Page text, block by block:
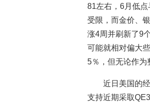
81左右，6月低
受限，而金价、
涨4周并刷新了9
可能就相对偏大
5％，但无论作为
近日美国的
支持近期采取